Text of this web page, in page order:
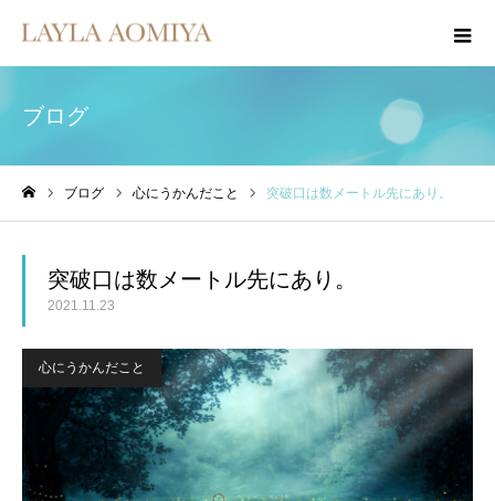
ブログ
ブログ 心にうかんだこと 突破口は数メートル先にあり。
突破口は数メートル先にあり。
2021.11.23
心にうかんだこと